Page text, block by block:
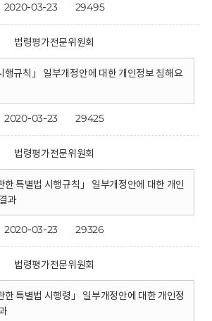
2020-03-23 29495
법령평가전문위원회
행규칙」 일부개정안에 대한 개인정보 침해요
2020-03-23 29425
법령평가전문위원회
한 특별법 시행규칙」 일부개정안에 대한 개인
과
2020-03-23 29326
법령평가전문위원회
한 특별법 시행령」 일부개정안에 대한 개인정